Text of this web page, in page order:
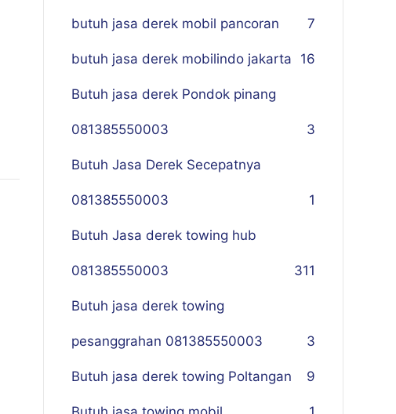
butuh jasa derek mobil pancoran 7
butuh jasa derek mobilindo jakarta 16
Butuh jasa derek Pondok pinang
081385550003 3
Butuh Jasa Derek Secepatnya
081385550003 1
Butuh Jasa derek towing hub
081385550003 311
Butuh jasa derek towing
pesanggrahan 081385550003 3
Butuh jasa derek towing Poltangan 9